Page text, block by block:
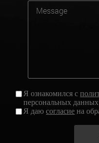
Я ознакомился с
персональных данных
Я даюсогласие на